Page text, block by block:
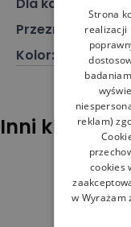
Przeznaczenie:
Kolor:
Inni klienci
Strona
realizacji
reklam)
cookies
w Wyrażam